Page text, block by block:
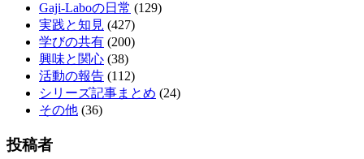
Gaji-Laboの日常 (129)
実践と知見 (427)
学びの共有 (200)
興味と関心 (38)
活動の報告 (112)
シリーズ記事まとめ (24)
その他 (36)
投稿者